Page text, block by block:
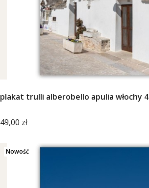
plakat trulli alberobello apulia włochy 4
Cena
49,00 zł
Nowość